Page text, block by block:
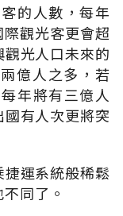
的人數，每年
觀光客更會超
光人口未來的
億人之多，若
年將有三億人
有人次更將突
運系統般稀鬆
同了。